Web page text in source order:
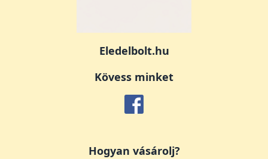
Eledelbolt.hu
Kövess minket
Hogyan vásárolj?